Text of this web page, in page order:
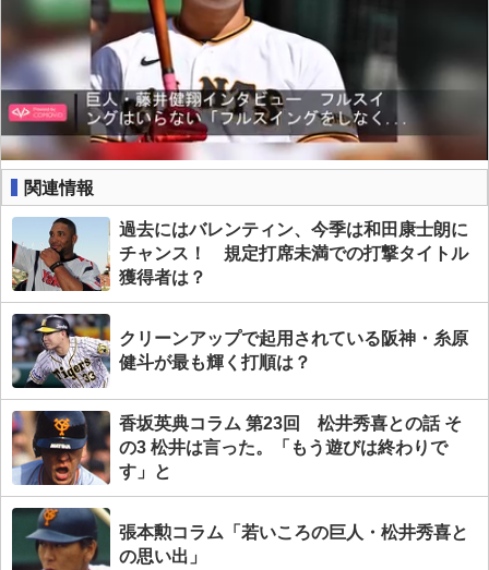
関連情報
過去にはバレンティン、今季は和田康士朗に
チャンス！ 規定打席未満での打撃タイトル
獲得者は？
クリーンアップで起用されている阪神・糸原
健斗が最も輝く打順は？
香坂英典コラム 第23回 松井秀喜との話 そ
の3 松井は言った。「もう遊びは終わりで
す」と
張本勲コラム「若いころの巨人・松井秀喜と
の思い出」